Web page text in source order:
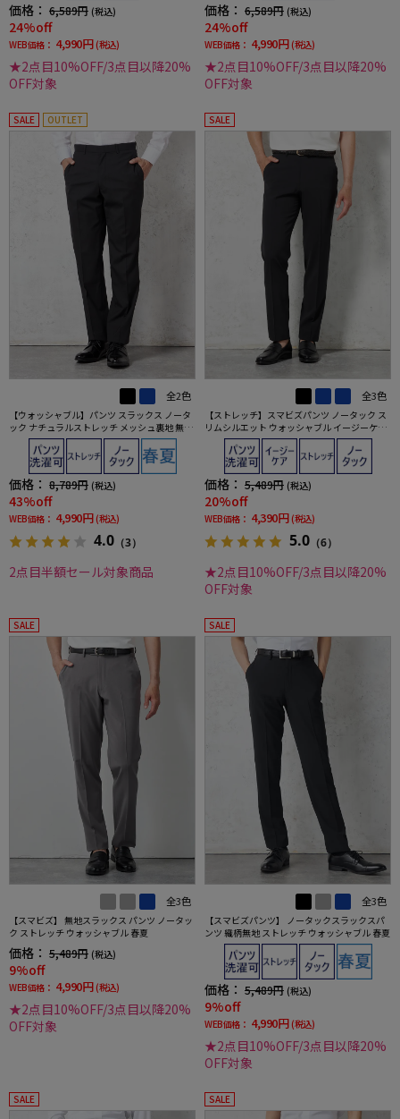
価格： 6,589円 (税込)
24%off
WEB価格： 4,990円 (税込)
★2点目10%OFF/3点目以降20%
OFF対象
価格： 6,589円 (税込)
24%off
WEB価格： 4,990円 (税込)
★2点目10%OFF/3点目以降20%
OFF対象
SALE OUTLET
全2色
【ウォッシャブル】パンツ スラックス ノータ
ック ナチュラルストレッチ メッシュ裏地 無地
リッケンバッカー
価格： 8,789円 (税込)
43%off
WEB価格： 4,990円 (税込)
4.0 （3）
2点目半額セール対象商品
SALE
全3色
【ストレッチ】スマビズパンツ ノータック ス
リムシルエット ウォッシャブル イージーケア
スラックス
価格： 5,489円 (税込)
20%off
WEB価格： 4,390円 (税込)
5.0 （6）
★2点目10%OFF/3点目以降20%
OFF対象
SALE
全3色
【スマビズ】 無地スラックス パンツ ノータッ
ク ストレッチ ウォッシャブル 春夏
価格： 5,489円 (税込)
9%off
WEB価格： 4,990円 (税込)
★2点目10%OFF/3点目以降20%
OFF対象
SALE
全3色
【スマビズパンツ】 ノータックスラックスパ
ンツ 織柄無地 ストレッチ ウォッシャブル 春夏
価格： 5,489円 (税込)
9%off
WEB価格： 4,990円 (税込)
★2点目10%OFF/3点目以降20%
OFF対象
SALE SALE